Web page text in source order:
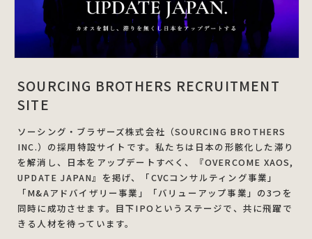
SOURCING BROTHERS RECRUITMENT
SITE
ソーシング・ブラザーズ株式会社（SOURCING BROTHERS
INC.）の採用特設サイトです。私たちは日本の形骸化した滞り
を解消し、日本をアップデートすべく、『OVERCOME XAOS,
UPDATE JAPAN』を掲げ、「CVCコンサルティング事業」
「M&Aアドバイザリー事業」「バリューアップ事業」の3つを
同時に成功させます。目下IPOというステージで、共に飛躍で
きる人材を待っています。